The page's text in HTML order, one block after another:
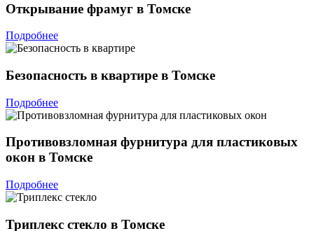
Открывание фрамуг в Томске
Подробнее
Безопасность в квартире в Томске
Подробнее
Противовзломная фурнитура для пластиковых
окон в Томске
Подробнее
Триплекс стекло в Томске